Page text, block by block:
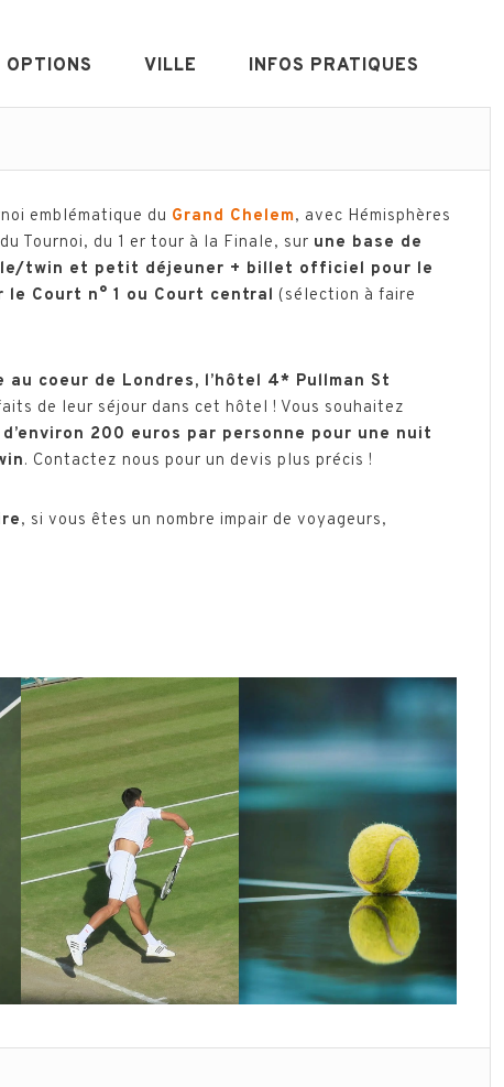
OPTIONS VILLE INFOS PRATIQUES
emblématique du Grand Chelem, avec Hémisphères
Tournoi, du 1 er tour à la Finale, sur une base de
twin et petit déjeuner + billet officiel pour le
Court n° 1 ou Court central (sélection à faire
au coeur de Londres, l’hôtel 4* Pullman St
de leur séjour dans cet hôtel ! Vous souhaitez
200 euros par personne pour une nuit
. Contactez nous pour un devis plus précis !
, si vous êtes un nombre impair de voyageurs,